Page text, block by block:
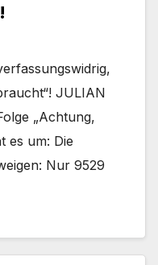
JULIAN
„Achtung,
es um: Die
Nur 9529